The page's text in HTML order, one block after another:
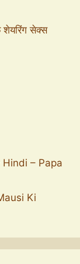
सेक्स
Hindi – Papa
Ki